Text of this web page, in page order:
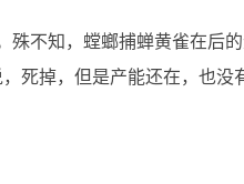
殊不知，螳螂捕蝉黄雀在后
死掉，但是产能还在，也没